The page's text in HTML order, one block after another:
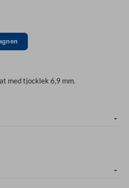
med tjocklek 6,9 mm.